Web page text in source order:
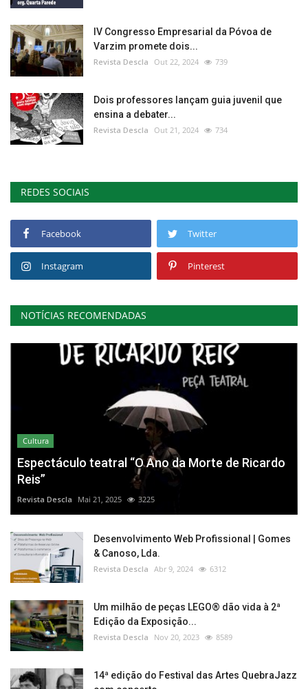
IV Congresso Empresarial da Póvoa de
Varzim promete dois...
Revista Descla Out 22, 2024 739
Dois professores lançam guia juvenil que
ensina a debater...
Revista Descla Out 21, 2024 734
REDES SOCIAIS
Facebook Twitter
Instagram Pinterest
NOTÍCIAS RECOMENDADAS
Cultura
Espectáculo teatral “O Ano da Morte de Ricardo
Reis”
Revista Descla Mai 21, 2025 3225
Desenvolvimento Web Profissional | Gomes
& Canoso, Lda.
Revista Descla Abr 9, 2024 6312
Um milhão de peças LEGO® dão vida à 2ª
Edição da Exposição...
Revista Descla Nov 20, 2023 8589
14ª edição do Festival das Artes QuebraJazz